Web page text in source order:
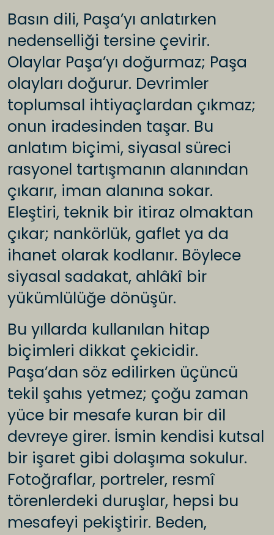
Basın dili, Paşa’yı anlatırken
nedenselliği tersine çevirir.
Olaylar Paşa’yı doğurmaz; Paşa
olayları doğurur. Devrimler
toplumsal ihtiyaçlardan çıkmaz;
onun iradesinden taşar. Bu
anlatım biçimi, siyasal süreci
rasyonel tartışmanın alanından
çıkarır, iman alanına sokar.
Eleştiri, teknik bir itiraz olmaktan
çıkar; nankörlük, gaflet ya da
ihanet olarak kodlanır. Böylece
siyasal sadakat, ahlâkî bir
yükümlülüğe dönüşür.
Bu yıllarda kullanılan hitap
biçimleri dikkat çekicidir.
Paşa’dan söz edilirken üçüncü
tekil şahıs yetmez; çoğu zaman
yüce bir mesafe kuran bir dil
devreye girer. İsmin kendisi kutsal
bir işaret gibi dolaşıma sokulur.
Fotoğraflar, portreler, resmî
törenlerdeki duruşlar, hepsi bu
mesafeyi pekiştirir. Beden,